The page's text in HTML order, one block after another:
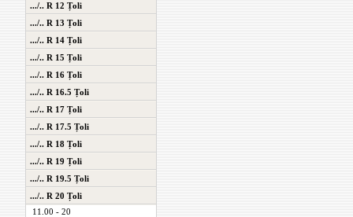
.../.. R 12 Țoli
.../.. R 13 Țoli
.../.. R 14 Țoli
.../.. R 15 Țoli
.../.. R 16 Țoli
.../.. R 16.5 Țoli
.../.. R 17 Țoli
.../.. R 17.5 Țoli
.../.. R 18 Țoli
.../.. R 19 Țoli
.../.. R 19.5 Țoli
.../.. R 20 Țoli
11.00 - 20